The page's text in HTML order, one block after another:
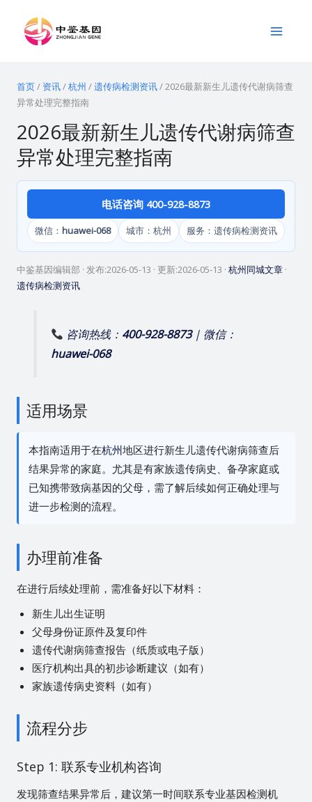
Menu
首页/ 资讯/杭州 /遗传病检测资讯/2026最新新生儿遗传代谢病筛查
异常处理完整指南
2026最新新生儿遗传代谢病筛查
异常处理完整指南
电话咨询 400-928-8873
微信： huawei-068 城市：杭州 服务：遗传病检测资讯
中鉴基因编辑部 · 发布:2026-05-13 · 更新:2026-05-13 · 杭州同城文章·
遗传病检测资讯
咨询热线： 400-928-8873| 微信：
huawei-068
适用场景
本指南适用于在杭州地区进行新生儿遗传代谢病筛查后
结果异常的家庭。尤其是有家族遗传病史、备孕家庭或
已知携带致病基因的父母，需了解后续如何正确处理与
进一步检测的流程。
办理前准备
在进行后续处理前，需准备好以下材料：
新生儿出生证明
父母身份证原件及复印件
遗传代谢病筛查报告（纸质或电子版）
医疗机构出具的初步诊断建议（如有）
家族遗传病史资料（如有）
流程分步
Step 1: 联系专业机构咨询
发现筛查结果异常后，建议第一时间联系专业基因检测机